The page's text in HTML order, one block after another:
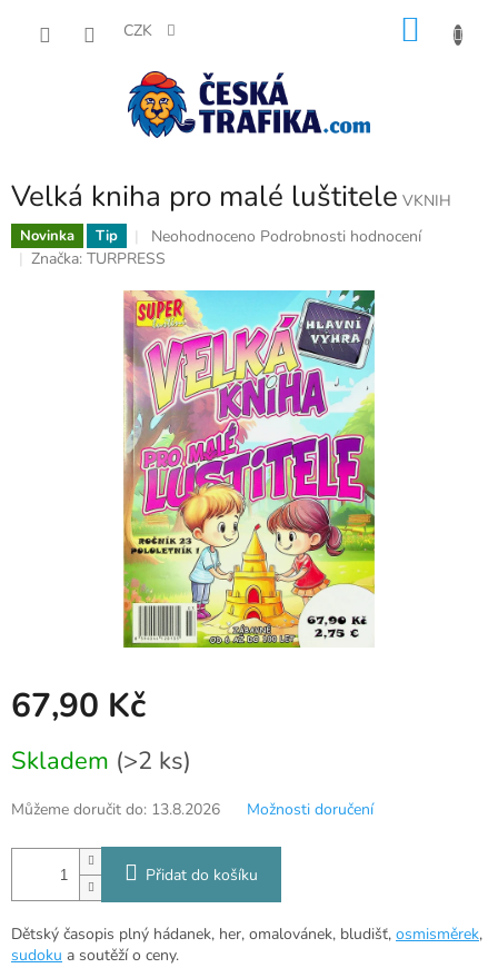
CZK
Velká kniha pro malé luštitele VKNIH
Novinka Tip
Průměrné
hodnocení
je
0,0
z
5
hvězdiček.
Neohodnoceno Podrobnosti hodnocení
Značka: TURPRESS
67,90 Kč
cena:
Skladem (>2 ks)
Můžeme doručit do: 13.8.2026 Možnosti doručení
Přidat do košíku
Dětský časopis plný hádanek, her, omalovánek, bludišť, osmisměrek,
sudoku a soutěží o ceny.